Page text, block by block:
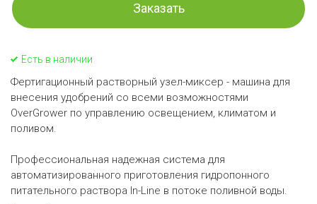
Есть в наличии
Фертигационный растворный узел-миксер - машина для
внесения удобрений со всеми возможностями
OverGrower по управлению освещением, климатом и
поливом.
Профессиональная надежная система для
автоматизированного приготовления гидропонного
питательного раствора In-Line в потоке поливной воды.
Заказать